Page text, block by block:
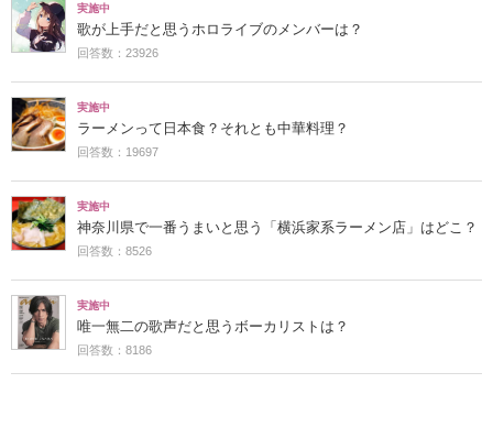
実施中
歌が上手だと思うホロライブのメンバーは？
回答数：23926
実施中
ラーメンって日本食？それとも中華料理？
回答数：19697
実施中
神奈川県で一番うまいと思う「横浜家系ラーメン店」はどこ？
回答数：8526
実施中
唯一無二の歌声だと思うボーカリストは？
回答数：8186